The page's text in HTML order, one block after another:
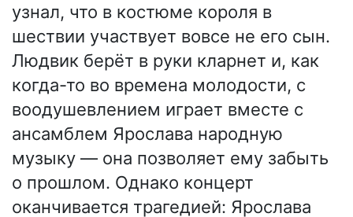
узнал, что в костюме короля в
шествии участвует вовсе не его сын.
Людвик берёт в руки кларнет и, как
когда-то во времена молодости, с
воодушевлением играет вместе с
ансамблем Ярослава народную
музыку — она позволяет ему забыть
о прошлом. Однако концерт
оканчивается трагедией: Ярослава